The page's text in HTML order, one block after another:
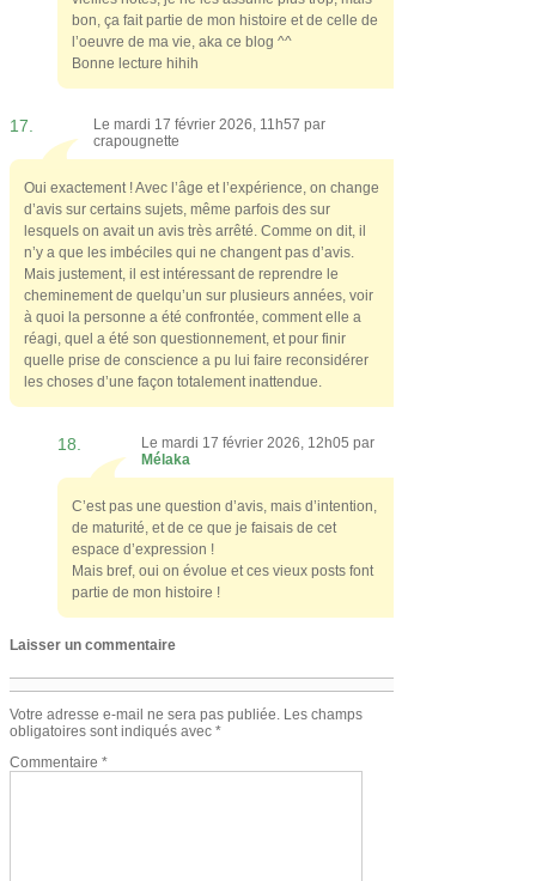
bon, ça fait partie de mon histoire et de celle de
l’oeuvre de ma vie, aka ce blog ^^
Bonne lecture hihih
17.
Le mardi 17 février 2026, 11h57 par
crapougnette
Oui exactement ! Avec l’âge et l’expérience, on change
d’avis sur certains sujets, même parfois des sur
lesquels on avait un avis très arrêté. Comme on dit, il
n’y a que les imbéciles qui ne changent pas d’avis.
Mais justement, il est intéressant de reprendre le
cheminement de quelqu’un sur plusieurs années, voir
à quoi la personne a été confrontée, comment elle a
réagi, quel a été son questionnement, et pour finir
quelle prise de conscience a pu lui faire reconsidérer
les choses d’une façon totalement inattendue.
18.
Le mardi 17 février 2026, 12h05 par
Mélaka
C’est pas une question d’avis, mais d’intention,
de maturité, et de ce que je faisais de cet
espace d’expression !
Mais bref, oui on évolue et ces vieux posts font
partie de mon histoire !
Laisser un commentaire
Votre adresse e-mail ne sera pas publiée. Les champs
obligatoires sont indiqués avec *
Commentaire *